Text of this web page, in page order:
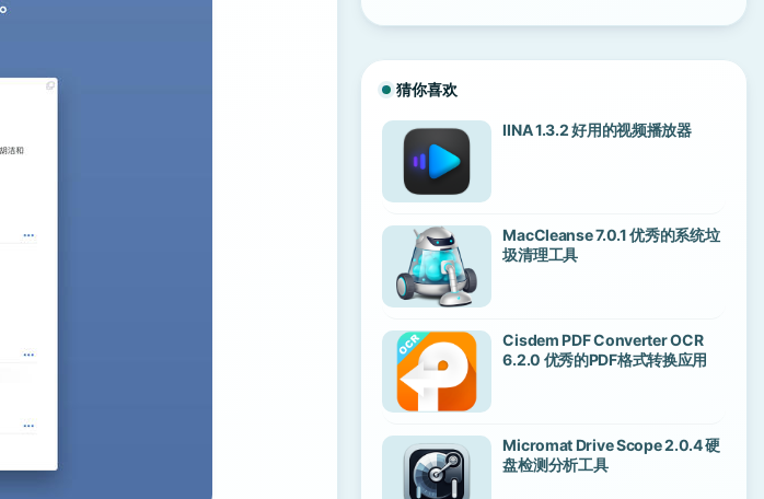
猜你喜欢
IINA 1.3.2 好用的视频播放器
MacCleanse 7.0.1 优秀的系统垃
圾清理工具
Cisdem PDF Converter OCR
6.2.0 优秀的PDF格式转换应用
Micromat Drive Scope 2.0.4 硬
盘检测分析工具